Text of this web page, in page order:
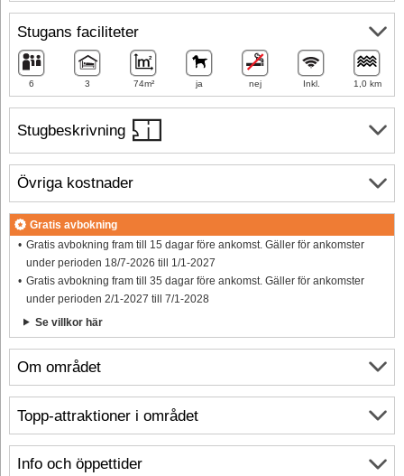
Stugbeskrivning
Om området
Info och öppettider
Stugans faciliteter
6 3 74m² ja nej Inkl. 1,0 km
Övriga kostnader
Gratis avbokning
Gratis avbokning fram till 15 dagar före ankomst. Gäller för ankomster
under perioden 18/7-2026 till 1/1-2027
Gratis avbokning fram till 35 dagar före ankomst. Gäller för ankomster
under perioden 2/1-2027 till 7/1-2028
Se villkor här
Topp-attraktioner i området